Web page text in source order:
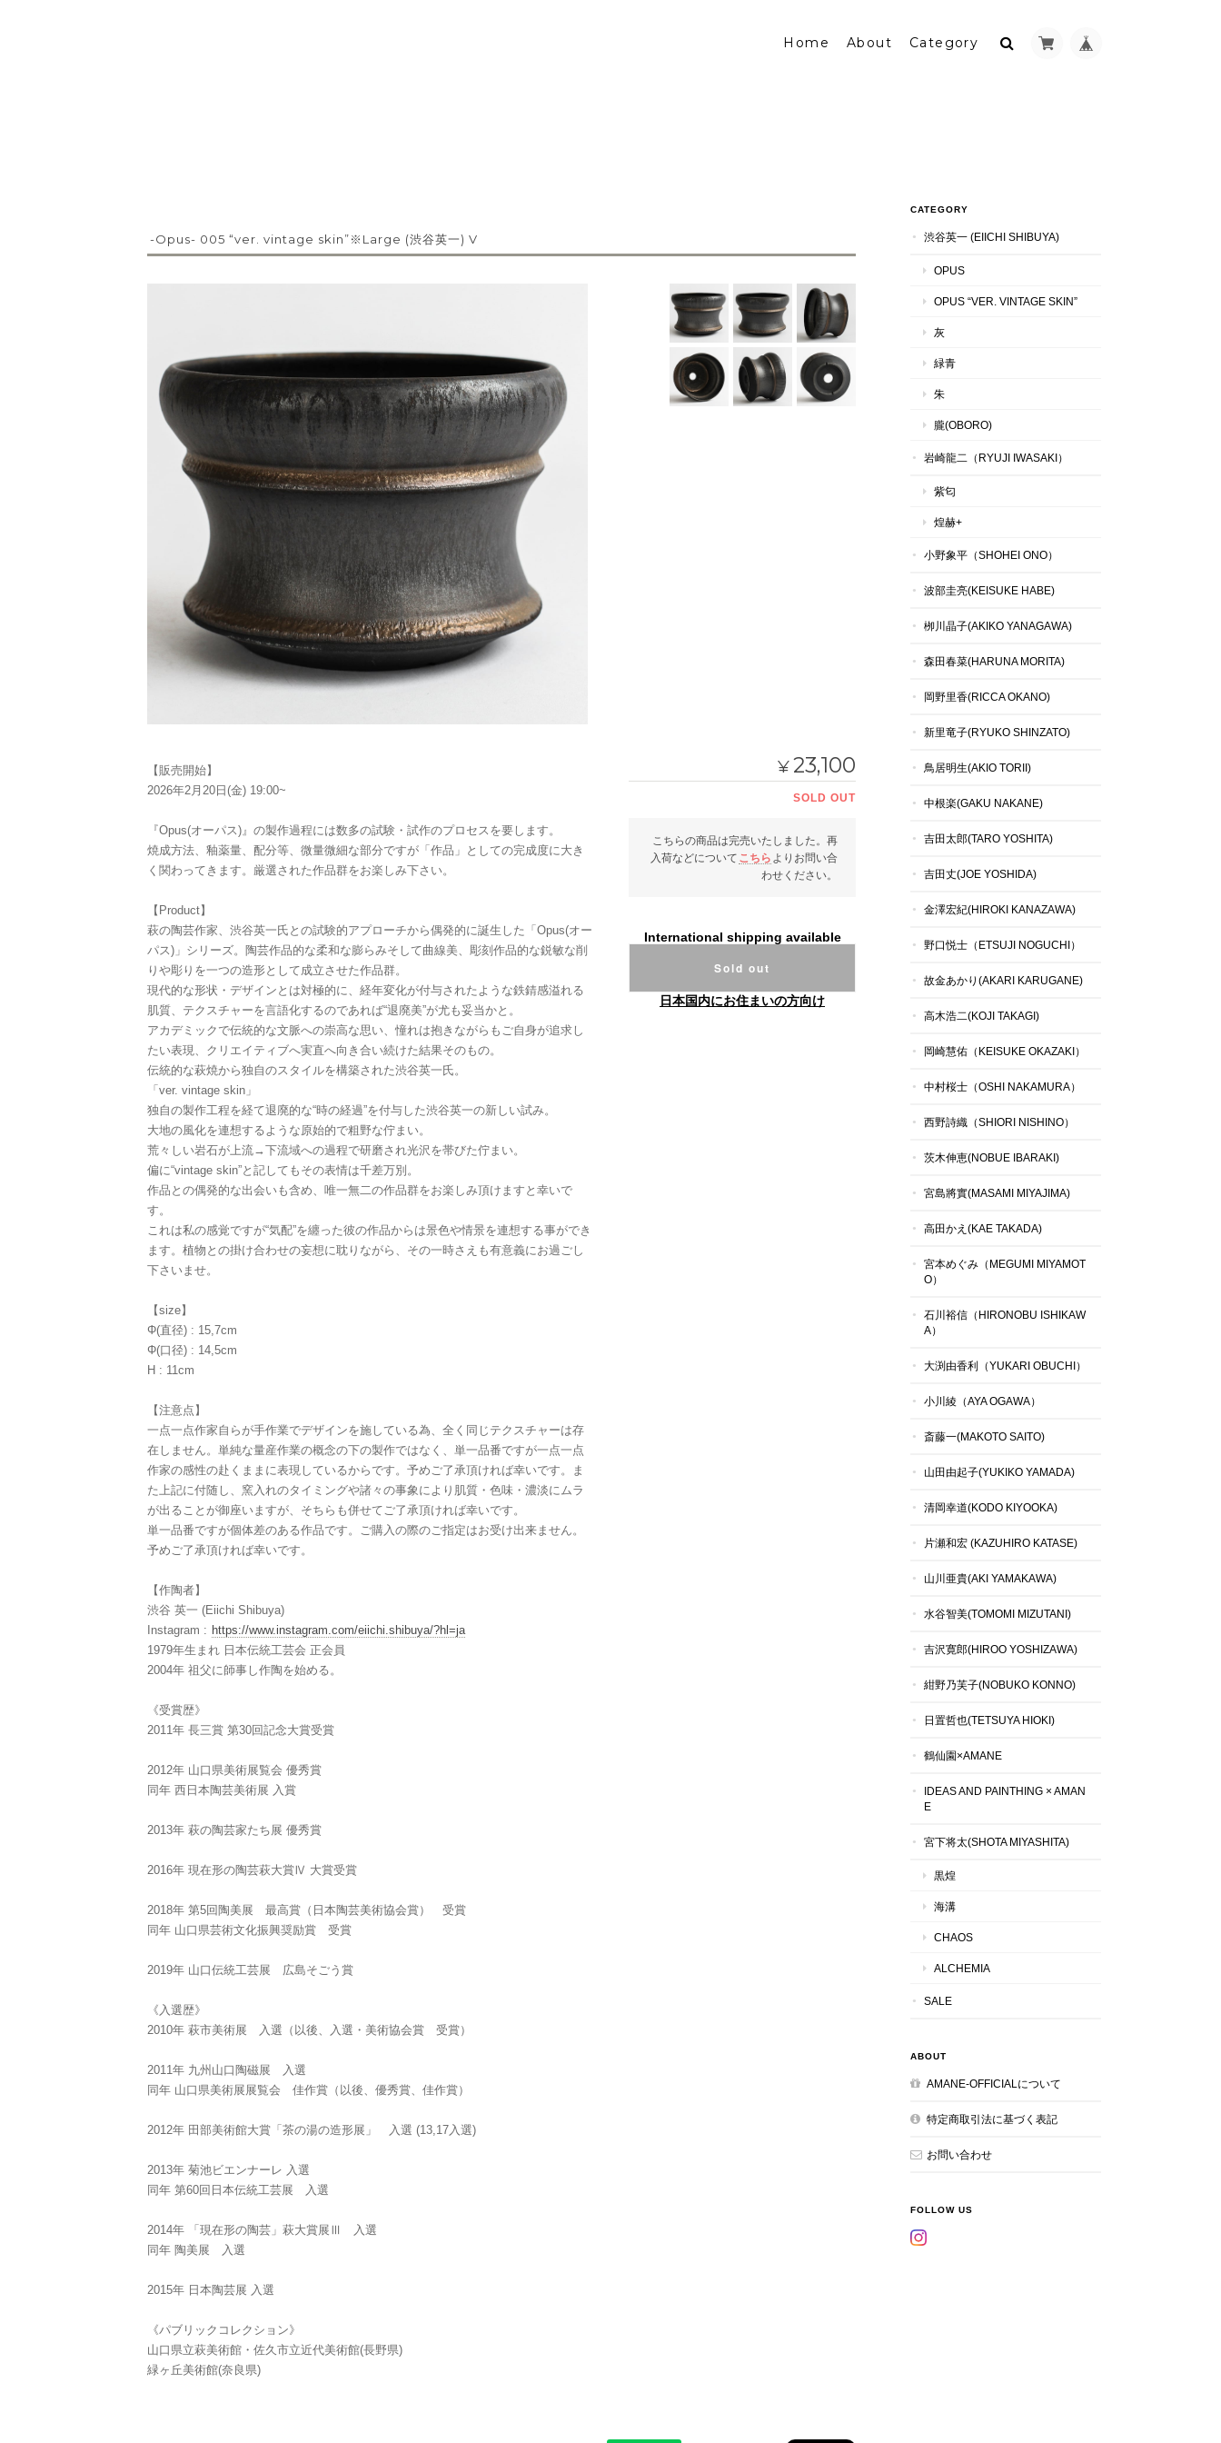
Home About Category
-Opus- 005 “ver. vintage skin”※Large (渋谷英一) V
【販売開始】
2026年2月20日(金) 19:00~
『Opus(オーパス)』の製作過程には数多の試験・試作のプロセスを要します。
焼成方法、釉薬量、配分等、微量微細な部分ですが「作品」としての完成度に大き
く関わってきます。厳選された作品群をお楽しみ下さい。
【Product】
萩の陶芸作家、渋谷英一氏との試験的アプローチから偶発的に誕生した「Opus(オー
パス)」シリーズ。陶芸作品的な柔和な膨らみそして曲線美、彫刻作品的な鋭敏な削
りや彫りを一つの造形として成立させた作品群。
現代的な形状・デザインとは対極的に、経年変化が付与されたような鉄錆感溢れる
肌質、テクスチャーを言語化するのであれば“退廃美”が尤も妥当かと。
アカデミックで伝統的な文脈への崇高な思い、憧れは抱きながらもご自身が追求し
たい表現、クリエイティブへ実直へ向き合い続けた結果そのもの。
伝統的な萩焼から独自のスタイルを構築された渋谷英一氏。
「ver. vintage skin」
独自の製作工程を経て退廃的な“時の経過”を付与した渋谷英一の新しい試み。
大地の風化を連想するような原始的で粗野な佇まい。
荒々しい岩石が上流→下流域への過程で研磨され光沢を帯びた佇まい。
偏に“vintage skin”と記してもその表情は千差万別。
作品との偶発的な出会いも含め、唯一無二の作品群をお楽しみ頂けますと幸いで
す。
これは私の感覚ですが“気配”を纏った彼の作品からは景色や情景を連想する事ができ
ます。植物との掛け合わせの妄想に耽りながら、その一時さえも有意義にお過ごし
下さいませ。
【size】
Φ(直径) : 15,7cm
Φ(口径) : 14,5cm
H : 11cm
【注意点】
一点一点作家自らが手作業でデザインを施している為、全く同じテクスチャーは存
在しません。単純な量産作業の概念の下の製作ではなく、単一品番ですが一点一点
作家の感性の赴くままに表現しているからです。予めご了承頂ければ幸いです。ま
た上記に付随し、窯入れのタイミングや諸々の事象により肌質・色味・濃淡にムラ
が出ることが御座いますが、そちらも併せてご了承頂ければ幸いです。
単一品番ですが個体差のある作品です。ご購入の際のご指定はお受け出来ません。
予めご了承頂ければ幸いです。
【作陶者】
渋谷 英一 (Eiichi Shibuya)
Instagram : https://www.instagram.com/eiichi.shibuya/?hl=ja
1979年生まれ 日本伝統工芸会 正会員
2004年 祖父に師事し作陶を始める。
《受賞歴》
2011年 長三賞 第30回記念大賞受賞
2012年 山口県美術展覧会 優秀賞
同年 西日本陶芸美術展 入賞
2013年 萩の陶芸家たち展 優秀賞
2016年 現在形の陶芸萩大賞Ⅳ 大賞受賞
2018年 第5回陶美展 最高賞（日本陶芸美術協会賞） 受賞
同年 山口県芸術文化振興奨励賞 受賞
2019年 山口伝統工芸展 広島そごう賞
《入選歴》
2010年 萩市美術展 入選（以後、入選・美術協会賞 受賞）
2011年 九州山口陶磁展 入選
同年 山口県美術展展覧会 佳作賞（以後、優秀賞、佳作賞）
2012年 田部美術館大賞「茶の湯の造形展」 入選 (13,17入選)
2013年 菊池ビエンナーレ 入選
同年 第60回日本伝統工芸展 入選
2014年 「現在形の陶芸」萩大賞展Ⅲ 入選
同年 陶美展 入選
2015年 日本陶芸展 入選
《パブリックコレクション》
山口県立萩美術館・佐久市立近代美術館(長野県)
緑ヶ丘美術館(奈良県)
¥23,100
SOLD OUT
こちらの商品は完売いたしました。再
入荷などについて こちら よりお問い合
わせください。
International shipping available
Sold out
日本国内にお住まいの方向け
CATEGORY
渋谷英一 (EIICHI SHIBUYA)
OPUS
OPUS “VER. VINTAGE SKIN”
灰
緑青
朱
朧(OBORO)
岩崎龍二（RYUJI IWASAKI）
紫匂
煌赫+
小野象平（SHOHEI ONO）
波部圭亮(KEISUKE HABE)
栁川晶子(AKIKO YANAGAWA)
森田春菜(HARUNA MORITA)
岡野里香(RICCA OKANO)
新里竜子(RYUKO SHINZATO)
鳥居明生(AKIO TORII)
中根楽(GAKU NAKANE)
吉田太郎(TARO YOSHITA)
吉田丈(JOE YOSHIDA)
金澤宏紀(HIROKI KANAZAWA)
野口悦士（ETSUJI NOGUCHI）
故金あかり(AKARI KARUGANE)
高木浩二(KOJI TAKAGI)
岡崎慧佑（KEISUKE OKAZAKI）
中村桜士（OSHI NAKAMURA）
西野詩織（SHIORI NISHINO）
茨木伸恵(NOBUE IBARAKI)
宮島將實(MASAMI MIYAJIMA)
高田かえ(KAE TAKADA)
宮本めぐみ（MEGUMI MIYAMOT
O）
石川裕信（HIRONOBU ISHIKAW
A）
大渕由香利（YUKARI OBUCHI）
小川綾（AYA OGAWA）
斎藤一(MAKOTO SAITO)
山田由起子(YUKIKO YAMADA)
清岡幸道(KODO KIYOOKA)
片瀬和宏 (KAZUHIRO KATASE)
山川亜貴(AKI YAMAKAWA)
水谷智美(TOMOMI MIZUTANI)
吉沢寛郎(HIROO YOSHIZAWA)
紺野乃芙子(NOBUKO KONNO)
日置哲也(TETSUYA HIOKI)
鶴仙園×AMANE
IDEAS AND PAINTHING × AMAN
E
宮下将太(SHOTA MIYASHITA)
黒煌
海溝
CHAOS
ALCHEMIA
SALE
ABOUT
AMANE-OFFICIALについて
特定商取引法に基づく表記
お問い合わせ
FOLLOW US